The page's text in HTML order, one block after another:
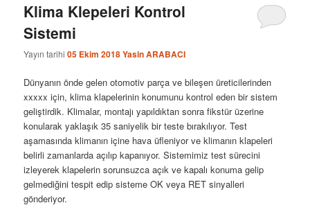
Klima Klepeleri Kontrol
Sistemi
Yayın tarihi05 Ekim 2018Yasin ARABACI
Dünyanın önde gelen otomotiv parça ve bileşen üreticilerinden
xxxxx için, klima klapelerinin konumunu kontrol eden bir sistem
geliştirdik. Klimalar, montajı yapıldıktan sonra fikstür üzerine
konularak yaklaşık 35 saniyelik bir teste bırakılıyor. Test
aşamasında klimanın içine hava üfleniyor ve klimanın klapeleri
belirli zamanlarda açılıp kapanıyor. Sistemimiz test sürecini
izleyerek klapelerin sorunsuzca açık ve kapalı konuma gelip
gelmediğini tespit edip sisteme OK veya RET sinyalleri
gönderiyor.